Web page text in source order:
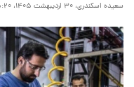
سعیده اسکندری، ۳۰ اردیبهشت ۱۴۰۵، ۱۵:۲۰